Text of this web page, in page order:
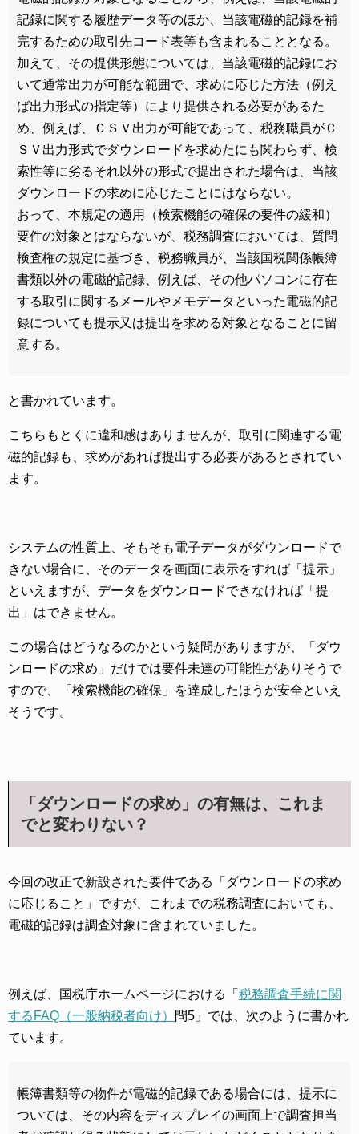
記録に関する履歴データ等のほか、当該電磁的記録を補
完するための取引先コード表等も含まれることとなる。
加えて、その提供形態については、当該電磁的記録にお
いて通常出力が可能な範囲で、求めに応じた方法（例え
ば出力形式の指定等）により提供される必要があるた
め、例えば、ＣＳＶ出力が可能であって、税務職員がＣ
ＳＶ出力形式でダウンロードを求めたにも関わらず、検
索性等に劣るそれ以外の形式で提出された場合は、当該
ダウンロードの求めに応じたことにはならない。
おって、本規定の適用（検索機能の確保の要件の緩和）
要件の対象とはならないが、税務調査においては、質問
検査権の規定に基づき、税務職員が、当該国税関係帳簿
書類以外の電磁的記録、例えば、その他パソコンに存在
する取引に関するメールやメモデータといった電磁的記
録についても提示又は提出を求める対象となることに留
意する。
と書かれています。
こちらもとくに違和感はありませんが、取引に関連する電
磁的記録も、求めがあれば提出する必要があるとされてい
ます。
システムの性質上、そもそも電子データがダウンロードで
きない場合に、そのデータを画面に表示をすれば「提示」
といえますが、データをダウンロードできなければ「提
出」はできません。
この場合はどうなるのかという疑問がありますが、「ダウ
ンロードの求め」だけでは要件未達の可能性がありそうで
すので、「検索機能の確保」を達成したほうが安全といえ
そうです。
「ダウンロードの求め」の有無は、これま
でと変わりない？
今回の改正で新設された要件である「ダウンロードの求め
に応じること」ですが、これまでの税務調査においても、
電磁的記録は調査対象に含まれていました。
例えば、国税庁ホームページにおける「 税務調査手続に関
するFAQ（一般納税者向け）
問5」では、次のように書かれ
ています。
帳簿書類等の物件が電磁的記録である場合には、提示に
ついては、その内容をディスプレイの画面上で調査担当